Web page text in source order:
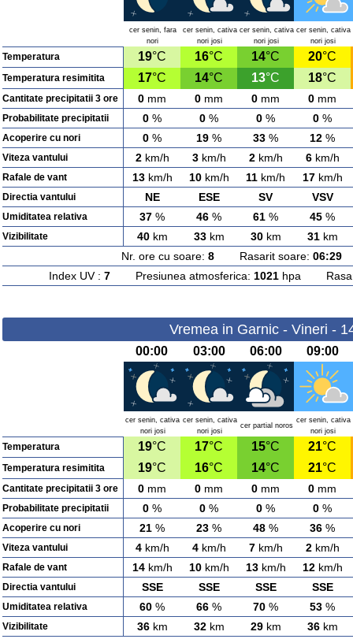
cer senin, fara
nori
cer senin, cativa
nori josi
cer senin, cativa
nori josi
cer senin, cativa
nori josi
Temperatura 19°C 16°C 14°C 20°C
Temperatura resimitita 17°C 14°C 13°C 18°C
Cantitate precipitatii 3 ore 0 mm 0 mm 0 mm 0 mm
Probabilitate precipitatii 0 % 0 % 0 % 0 %
Acoperire cu nori 0 % 19 % 33 % 12 %
Viteza vantului 2km/h 3km/h 2km/h 6km/h
Rafale de vant 13km/h 10km/h 11 km/h 17km/h
Directia vantului NE ESE SV VSV
Umiditatea relativa 37 % 46 % 61 % 45 %
Vizibilitate 40km 33km 30km 31km
Nr. ore cu soare: 8Rasarit soare: 06:29
Index UV : 7Presiunea atmosferica: 1021hpa
Vremea in Garnic - Vineri -
00:00 03:00 06:00 09:00
cer senin, cativa
nori josi
cer senin, cativa
nori josi
cer partial noros
cer senin, cativa
nori josi
Temperatura 19°C 17°C 15°C 21°C
Temperatura resimitita 19°C 16°C 14°C 21°C
Cantitate precipitatii 3 ore 0 mm 0 mm 0 mm 0 mm
Probabilitate precipitatii 0 % 0 % 0 % 0 %
Acoperire cu nori 21 % 23 % 48 % 36 %
Viteza vantului 4km/h 4km/h 7km/h 2km/h
Rafale de vant 14km/h 10km/h 13km/h 12km/h
Directia vantului SSE SSE SSE SSE
Umiditatea relativa 60 % 66 % 70 % 53 %
Vizibilitate 36km 32km 29km 36km